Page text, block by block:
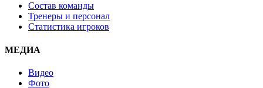
Состав команды
Тренеры и персонал
Статистика игроков
МЕДИА
Видео
Фото